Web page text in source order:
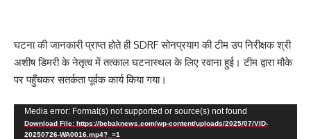
घटना की जानकारी प्राप्त होते ही SDRF सोनप्रयाग की टीम उप निरीक्षक श्री
अशीष डिमरी के नेतृत्व में तत्काल घटनास्थल के लिए रवाना हुई। टीम द्वारा मौके
पर पहुँचकर सतर्कता पूर्वक कार्य किया गया।
Video
Player
Media error: Format(s) not supported or source(s) not found
Download File: https://bebaknews.com/wp-content/uploads/2025/07/VID-
20250726-WA0016.mp4?_=1